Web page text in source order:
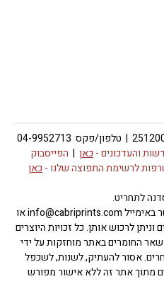
מרכז גוטסמן לתחריט, קיבוץ כברי 2512000 | טלפון/פקס 04-9952713
והעדכונים - כאן | הפייסבוק
לרשימת התפוצה שלנו - כאן
למידע נוסף או פרטי רכישה צרו קשר באימייל info@cabriprints.com או
לרכוש אותן. כל זכויות היוצרים
החומרים באתר מוחזקות על ידי
אסור להעתיק, לשנות, לשכפל
מתוך אתר זה ללא אישור מפורש